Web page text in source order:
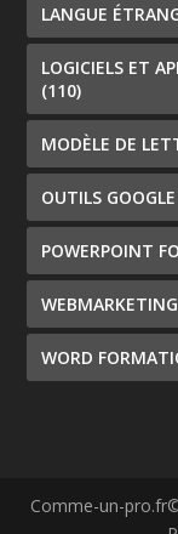
LANGUE
LOGICIELS ET
(110)
MODÈLE DE
OUTILS
POWERPOINT
WORD
Comme-un-